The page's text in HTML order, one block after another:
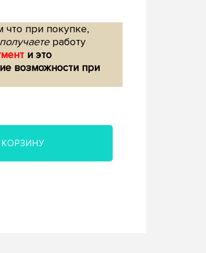
что при покупке,
работу
и это
возможности при